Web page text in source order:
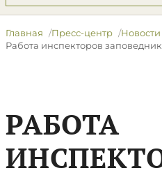
Главная Пресс-центр
Новости
Работа инспекторов
РАБОТА